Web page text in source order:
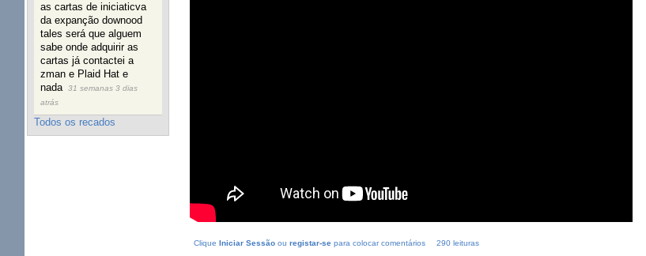
as cartas de iniciaticva
da expanção downood
tales será que alguem
sabe onde adquirir as
cartas já contactei a
zman e Plaid Hat e
nada
31 semanas 3 dias
atrás
Todos os recados
CliqueIniciar Sessão ouregistar-se para colocar comentários 290 leituras